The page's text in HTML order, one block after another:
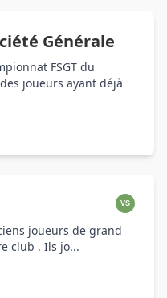
Générale
FSGT du
joueurs ayant déjà
VS
joueurs de grand
club . Ils jo...